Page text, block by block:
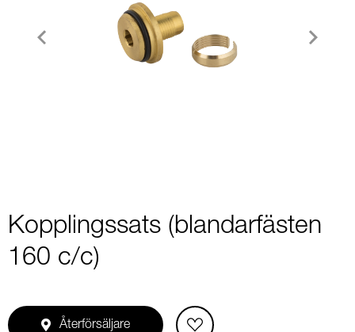
Kopplingssats (blandarfästen
160 c/c)
Återförsäljare